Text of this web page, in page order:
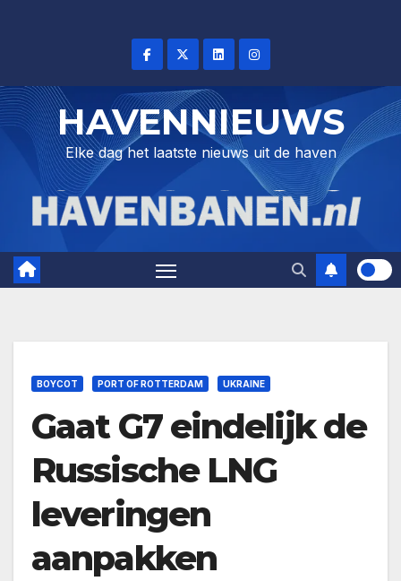
HAVENNIEUWS
Elke dag het laatste nieuws uit de haven
BOYCOT PORT OF ROTTERDAM UKRAINE
Gaat G7 eindelijk de
Russische LNG
leveringen
aanpakken